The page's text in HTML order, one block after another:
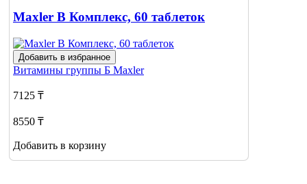
Maxler В Комплекс, 60 таблеток
Добавить в избранное
Витамины группы Б Maxler
7125 ₸
8550 ₸
Добавить в корзину